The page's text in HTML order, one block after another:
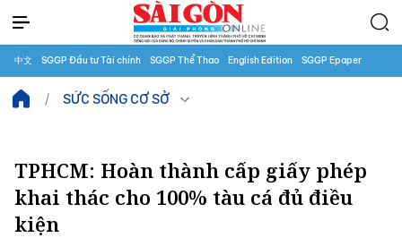
中文 SGGP Đầu tư Tài chính SGGP Thể Thao English Edition SGGP Epaper
SỨC SỐNG CƠ SỞ
TPHCM: Hoàn thành cấp giấy phép
khai thác cho 100% tàu cá đủ điều
kiện